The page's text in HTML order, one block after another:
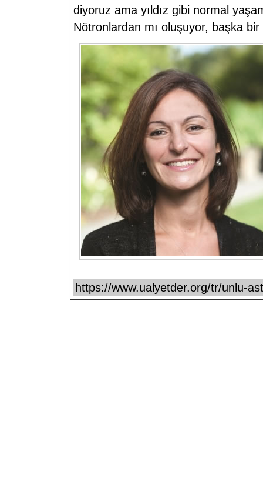
diyoruz ama yıldız gibi normal
Nötronlardan mı oluşuyor, başka
https://www.ualyetder.org/tr/unlu-